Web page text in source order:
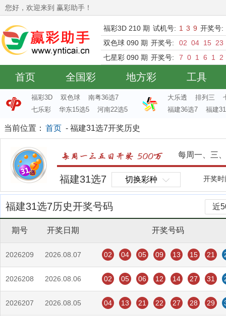
您好，欢迎来到 赢彩助手！
福彩3D 210 期 试机号: 1 3 9 开奖号:
双色球 090 期 开奖号: 02 04 15
23
七星彩 090 期 开奖号: 7 0 1 6 1 2
首页 全国彩 地方彩 工具
福彩3D 双色球
南粤36选7
七乐彩
华东15选5 河南22选5
大乐透 排列三
福建36选7
福建
当前位置： 首页 - 福建31选7开奖历史
每周一、三
福建31选7 切换彩种 开奖
福建31选7历史开奖号码 近
期号 开奖日期 开奖号码
2026209 2026.08.07 02 04 05 09 13 15 21
2026208 2026.08.06 02 05 06 12 14 27 31
2026207 2026.08.05 04 13 21 22 27 28 29